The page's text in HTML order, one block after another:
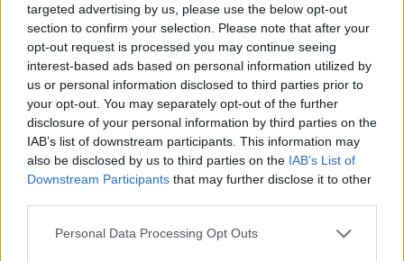
targeted advertising by us, please use the below opt-out
section to confirm your selection. Please note that after your
opt-out request is processed you may continue seeing
interest-based ads based on personal information utilized by
us or personal information disclosed to third parties prior to
your opt-out. You may separately opt-out of the further
disclosure of your personal information by third parties on the
IAB’s list of downstream participants. This information may
also be disclosed by us to third parties on the IAB’s List of
Downstream Participants that may further disclose it to other
Please note that this website/app uses one or more Google
Personal Data Processing Opt Outs